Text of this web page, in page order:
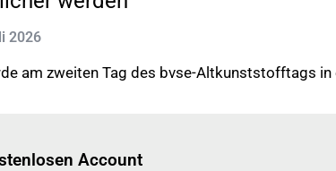
2026
am zweiten Tag des bvse-Altkunststofftags
Account